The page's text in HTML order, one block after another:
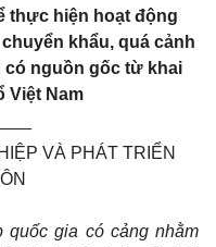
thực hiện hoạt động
khẩu, quá cảnh
có nguồn gốc từ khai
Việt Nam
VÀ PHÁT TRIỂN
quốc gia có cảng nhằm